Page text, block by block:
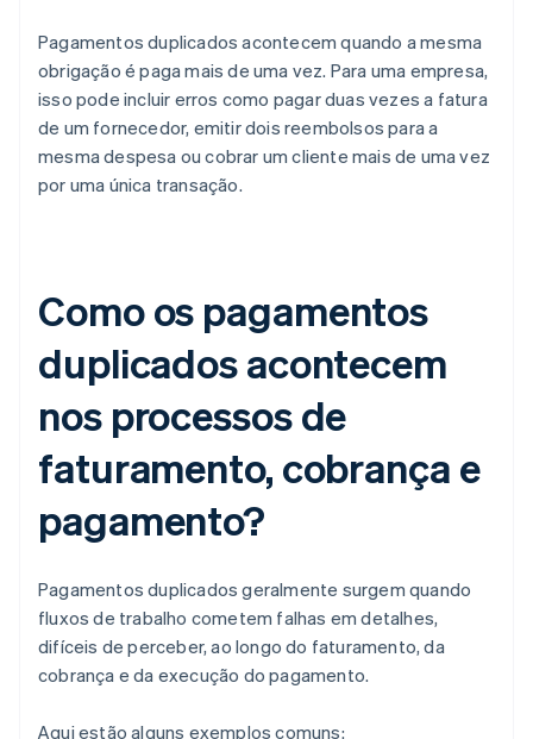
Pagamentos duplicados acontecem quando a mesma
obrigação é paga mais de uma vez. Para uma empresa,
isso pode incluir erros como pagar duas vezes a fatura
de um fornecedor, emitir dois reembolsos para a
mesma despesa ou cobrar um cliente mais de uma vez
por uma única transação.
Como os pagamentos
duplicados acontecem
nos processos de
faturamento, cobrança e
pagamento?
Pagamentos duplicados geralmente surgem quando
fluxos de trabalho cometem falhas em detalhes,
difíceis de perceber, ao longo do faturamento, da
cobrança e da execução do pagamento.
Aqui estão alguns exemplos comuns: